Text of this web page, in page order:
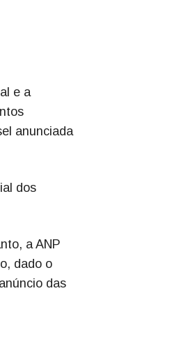
e a
anunciada
dos
a ANP
dado o
das